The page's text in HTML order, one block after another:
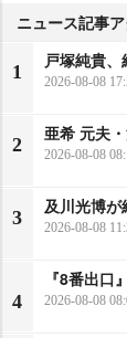
ニュース記事
1
戸塚純貴
2026-08-08
2
亜希 元夫
2026-08-08
3
及川光博
2026-08-08
4
『8番出口
2026-08-08